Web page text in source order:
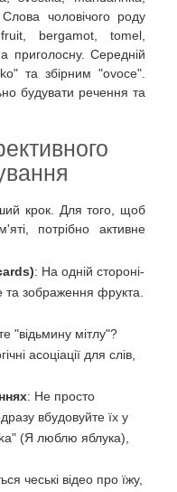
чоловічого роду
bergamot, tomel,
приголосну. Середній
та збірним "ovoce".
будувати речення та
крок. Для того, щоб
потрібно активне
: На одній стороні-
та зображення фрукта.
"відьмину мітлу"?
асоціації для слів,
: Не просто
вбудовуйте їх у
(Я люблю яблука),
чеські відео про їжу,